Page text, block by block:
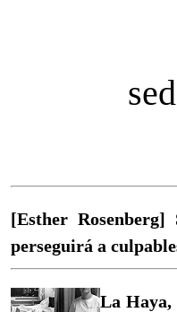
[Esther
perseguirá a
La Haya,